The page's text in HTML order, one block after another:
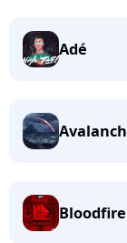
Adé
Bloodfire